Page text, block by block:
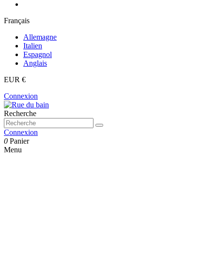
Français
Allemagne
Italien
Espagnol
Anglais
EUR €
Connexion
Recherche
Connexion
0 Panier
Menu